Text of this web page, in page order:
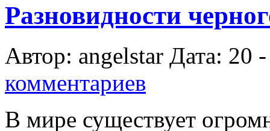
Разновидности
Автор: angelstar Дата: 20
комментариев
В мире существует